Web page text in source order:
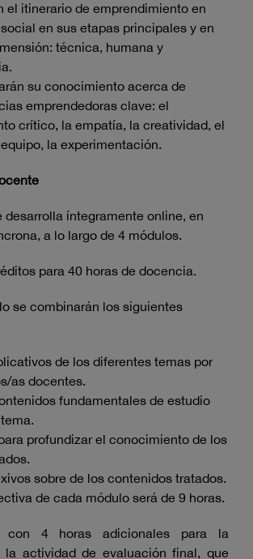
el itinerario de emprendimiento en
en sus etapas principales y en
técnica, humana y
su conocimiento acerca de
emprendedoras clave: el
crítico, la empatía, la creatividad, el
la experimentación.
desarrolla íntegramente online, en
a lo largo de 4 módulos.
para 40 horas de docencia.
se combinarán los siguientes
de los diferentes temas por
as docentes.
fundamentales de estudio
profundizar el conocimiento de los
sobre de los contenidos tratados.
de cada módulo será de 9 horas.
con 4 horas adicionales para la
la actividad de evaluación final, que